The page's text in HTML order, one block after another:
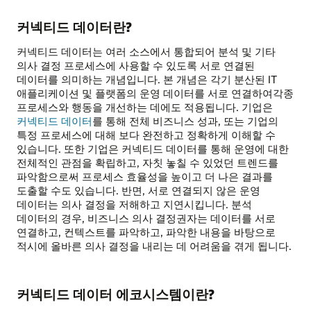
커넥티드 데이터란?
커넥티드 데이터는 여러 소스에서 통합되어 분석 및 기타
의사 결정 프로세스에 사용할 수 있도록 서로 연결된
데이터를 의미하는 개념입니다. 본 개념은 각기 분산된 IT
애플리케이션 및 플랫폼의 운영 데이터를 서로 연결하여각종
프로세스와 행동을 개선하는 데에도 적용됩니다. 기업은
커넥티드 데이터를 통해 전체 비즈니스 성과, 또는 기업의
특정 프로세스에 대해 보다 완전하고 정확하게 이해할 수
있습니다. 또한 기업은 커넥티드 데이터를 통해 운영에 대한
전체적인 관점을 확립하고, 자칫 놓칠 수 있었던 트렌드를
파악함으로써 프로세스 효율성을 높이고 더 나은 결과를
도출할 수도 있습니다. 반면, 서로 연결되지 않은 운영
데이터는 의사 결정을 저해하고 지연시킵니다. 분석
데이터의 경우, 비즈니스 의사 결정권자는 데이터를 서로
연결하고, 컨텍스트를 파악하고, 파악한 내용을 바탕으로
적시에 올바른 의사 결정을 내리는 데 어려움을 겪게 됩니다.
커넥티드 데이터 에코시스템이란?